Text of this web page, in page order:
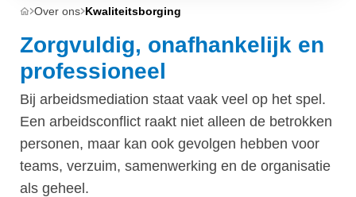
Over ons Kwaliteitsborging
Zorgvuldig, onafhankelijk en
professioneel
Bij arbeidsmediation staat vaak veel op het spel.
Een arbeidsconflict raakt niet alleen de betrokken
personen, maar kan ook gevolgen hebben voor
teams, verzuim, samenwerking en de organisatie
als geheel.